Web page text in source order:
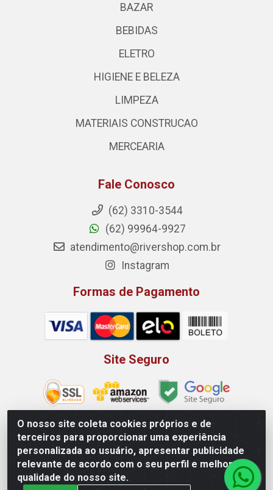
O nosso site coleta cookies próprios e de
terceiros para proporcionar uma experiência
personalizada ao usuário, apresentar publicidade
relevante de acordo com o seu perfil e melhorar a
qualidade do nosso site.
BAZAR
BEBIDAS
ELETRO
HIGIENE E BELEZA
LIMPEZA
MATERIAIS CONSTRUCAO
MERCEARIA
Fale Conosco
(62) 3310-3544
(62) 99964-9927
atendimento@rivershop.com.br
Instagram
Formas de Pagamento
Site Seguro
Rio Vermelho Distribuição de Alimentos LTDA - Rodovia BR,
153, KM 52 N 00 QD 00 LT 16 - Bairro Jardim Eldorado,
Anápolis/GO - CEP 75.045-190 - CNPJ 10.912.900/0002-40